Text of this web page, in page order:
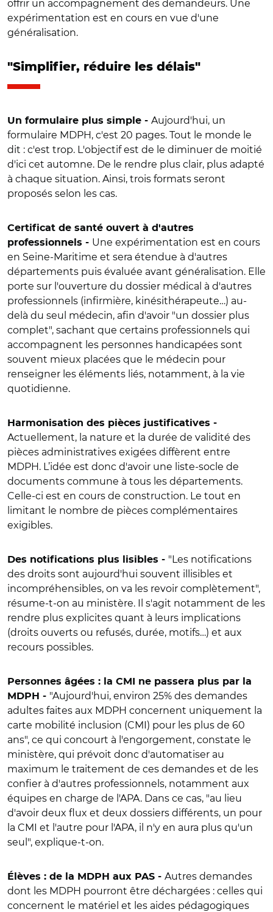
offrir un accompagnement des demandeurs. Une
expérimentation est en cours en vue d'une
généralisation.
"Simplifier, réduire les délais"
Un formulaire plus simple - Aujourd'hui, un
formulaire MDPH, c'est 20 pages. Tout le monde le
dit : c'est trop. L'objectif est de le diminuer de moitié
d'ici cet automne. De le rendre plus clair, plus adapté
à chaque situation. Ainsi, trois formats seront
proposés selon les cas.
Certificat de santé ouvert à d'autres
professionnels - Une expérimentation est en cours
en Seine-Maritime et sera étendue à d'autres
départements puis évaluée avant généralisation. Elle
porte sur l'ouverture du dossier médical à d'autres
professionnels (infirmière, kinésithérapeute…) au-
delà du seul médecin, afin d'avoir "un dossier plus
complet", sachant que certains professionnels qui
accompagnent les personnes handicapées sont
souvent mieux placées que le médecin pour
renseigner les éléments liés, notamment, à la vie
quotidienne.
Harmonisation des pièces justificatives -
Actuellement, la nature et la durée de validité des
pièces administratives exigées diffèrent entre
MDPH. L’idée est donc d'avoir une liste-socle de
documents commune à tous les départements.
Celle-ci est en cours de construction. Le tout en
limitant le nombre de pièces complémentaires
exigibles.
Des notifications plus lisibles - "Les notifications
des droits sont aujourd'hui souvent illisibles et
incompréhensibles, on va les revoir complètement",
résume-t-on au ministère. Il s'agit notamment de les
rendre plus explicites quant à leurs implications
(droits ouverts ou refusés, durée, motifs…) et aux
recours possibles.
Personnes âgées : la CMI ne passera plus par la
MDPH - "Aujourd'hui, environ 25% des demandes
adultes faites aux MDPH concernent uniquement la
carte mobilité inclusion (CMI) pour les plus de 60
ans", ce qui concourt à l'engorgement, constate le
ministère, qui prévoit donc d'automatiser au
maximum le traitement de ces demandes et de les
confier à d'autres professionnels, notamment aux
équipes en charge de l'APA. Dans ce cas, "au lieu
d'avoir deux flux et deux dossiers différents, un pour
la CMI et l'autre pour l'APA, il n'y en aura plus qu'un
seul", explique-t-on.
Élèves : de la MDPH aux PAS - Autres demandes
dont les MDPH pourront être déchargées : celles qui
concernent le matériel et les aides pédagogiques